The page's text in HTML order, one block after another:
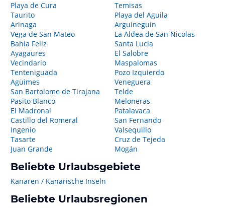
Playa de Cura
Taurito
Arinaga
Vega de San Mateo
Bahia Feliz
Ayagaures
Vecindario
Tenteniguada
Agüimes
San Bartolome de Tirajana
Pasito Blanco
El Madronal
Castillo del Romeral
Ingenio
Tasarte
Juan Grande
Temisas
Playa del Aguila
Arguineguin
La Aldea de San Nicolas
Santa Lucia
El Salobre
Maspalomas
Pozo Izquierdo
Veneguera
Telde
Meloneras
Patalavaca
San Fernando
Valsequillo
Cruz de Tejeda
Mogán
Beliebte Urlaubsgebiete
Kanaren / Kanarische Inseln
Beliebte Urlaubsregionen